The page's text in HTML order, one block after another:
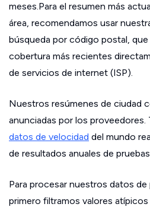
meses.Para el resumen más
área, recomendamos usar
búsqueda por código postal,
cobertura más recientes
de servicios de internet (ISP).
Nuestros resúmenes de ciudad
anunciadas por los proveedores.
datos de velocidad del mundo
de resultados anuales de
Para procesar nuestros datos
primero filtramos valores